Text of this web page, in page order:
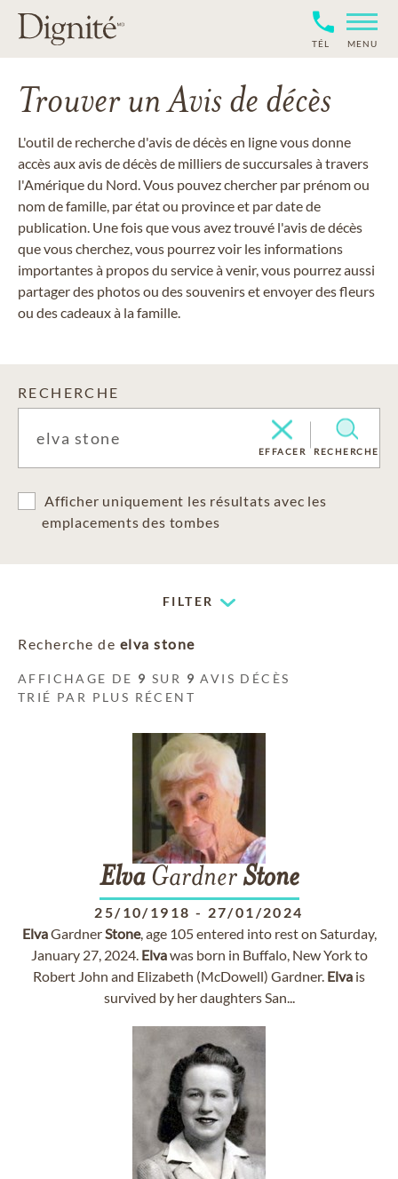
TÉL MENU
Trouver un Avis de décès
L'outil de recherche d'avis de décès en ligne vous donne
accès aux avis de décès de milliers de succursales à travers
l'Amérique du Nord. Vous pouvez chercher par prénom ou
nom de famille, par état ou province et par date de
publication. Une fois que vous avez trouvé l'avis de décès
que vous cherchez, vous pourrez voir les informations
importantes à propos du service à venir, vous pourrez aussi
partager des photos ou des souvenirs et envoyer des fleurs
ou des cadeaux à la famille.
RECHERCHE
EFFACER RECHERCHE
Afficher uniquement les résultats avec les
emplacements des tombes
FILTER
Recherche de elva stone
AFFICHAGE DE 9 SUR 9 AVIS DÉCÈS
TRIÉ PAR PLUS RÉCENT
ElvaGardnerStone
25/10/1918 - 27/01/2024
ElvaGardnerStone, age 105 entered into rest on Saturday,
January 27, 2024. Elvawas born in Buffalo, New York to
Robert John and Elizabeth (McDowell) Gardner. Elva is
survived by her daughters San...